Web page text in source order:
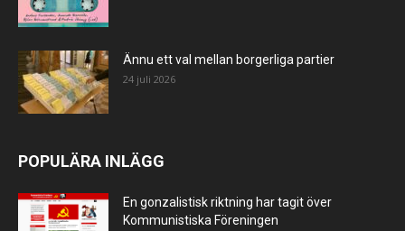
Ännu ett val mellan borgerliga partier
24 juli 2026
POPULÄRA INLÄGG
En gonzalistisk riktning har tagit över
Kommunistiska Föreningen